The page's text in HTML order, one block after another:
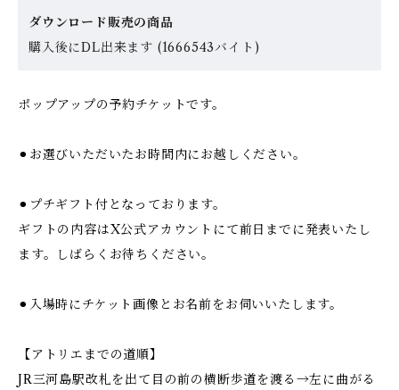
ダウンロード販売の商品
購入後にDL出来ます (1666543バイト)
ポップアップの予約チケットです。
⚫︎お選びいただいたお時間内にお越しください。
⚫︎プチギフト付となっております。
ギフトの内容はX公式アカウントにて前日までに発表いたし
ます。しばらくお待ちください。
⚫︎入場時にチケット画像とお名前をお伺いいたします。
【アトリエまでの道順】
JR三河島駅改札を出て目の前の横断歩道を渡る→左に曲がる